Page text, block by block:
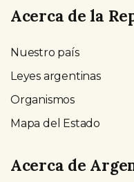
Acerca de la
Nuestro país
Leyes argentinas
Organismos
Mapa del Estado
Acerca de